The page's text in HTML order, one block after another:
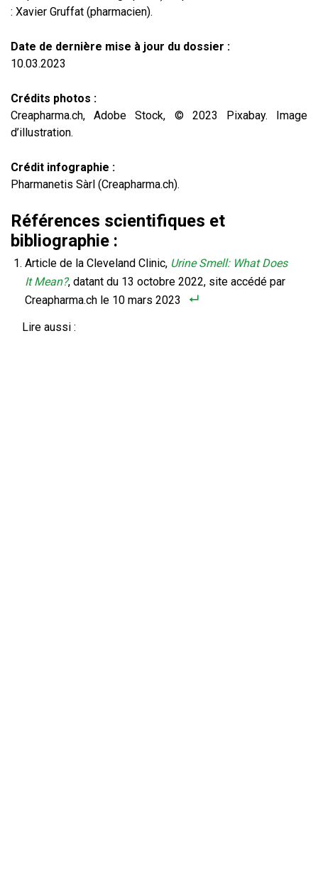
: Xavier Gruffat (pharmacien).
Date de dernière mise à jour du dossier :
10.03.2023
Crédits photos :
Creapharma.ch, Adobe Stock, © 2023 Pixabay. Image
d’illustration.
Crédit infographie :
Pharmanetis Sàrl (Creapharma.ch).
Références scientifiques et
bibliographie :
Article de la Cleveland Clinic, Urine Smell: What Does
It Mean?, datant du 13 octobre 2022, site accédé par
Creapharma.ch le 10 mars 2023
Lire aussi :